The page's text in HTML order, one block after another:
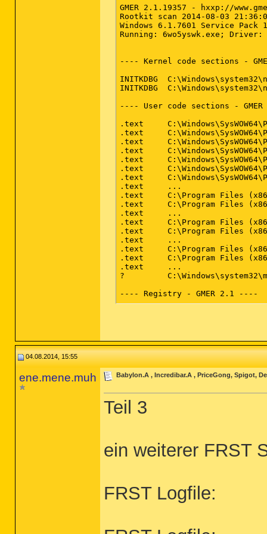
*************************
AdwCleaner[R0].txt - [6565
Registrierungswerte: 0
(No malicious items detected)
Registrierungsdaten: 0
Ordner: 0
Dateien: 16
PUP.Optional.Babylon.A,
PUP.Optional.Babylon.A,
PUP.Optional.Babylon.A,
PUP.Optional.Babylon.A,
PUP.Optional.Babylon.A,
PUP.Optional.Babylon.A,
PUP.Optional.Incredibar.A,
PUP.Optional.Incredibar.A,
PUP.Optional.Incredibar.A,
PUP.Optional.Incredibar.A,
PUP.Optional.Incredibar.A,
PUP.Optional.Incredibar.A,
PUP.Optional.Incredibar.A,
PUP.Optional.Incredibar.A,
Physische Sektoren: 0
(No malicious items detected)
GMER 2.1.19357 - hxxp://
Rootkit scan 2014-08-03
Windows 6.1.7601 Service Pack
Running: 6wo5yswk.exe;
---- Kernel code sections -
INITKDBG
INITKDBG
---- User code sections -
.text
.text
.text
.text
.text
.text
.text
.text     ...
.text     C:\Program Files
.text     C:\Program Files
.text     ...
.text     C:\Program Files
.text     C:\Program Files
.text     ...
.text     C:\Program Files
.text     C:\Program Files
.text     ...
?
---- Registry - GMER 2.1 ----
04.08.2014, 15:55
ene.mene.muh Babylon.A , Incredibar.A , PriceGong, Spigot,
Teil 3
ein weiterer FRST
FRST Logfile: